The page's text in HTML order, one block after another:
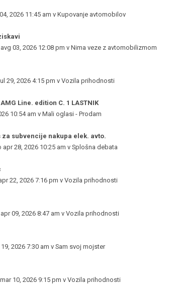
2026 11:45 am vKupovanje avtomobilov
03, 2026 12:08 pm vNima veze z avtomobilizmom
29, 2026 4:15 pm v Vozila prihodnosti
Line. edition C. 1 LASTNIK
10:54 am v Mali oglasi - Prodam
subvencije nakupa elek. avto.
apr 28, 2026 10:25 am v Splošna debata
22, 2026 7:16 pm vVozila prihodnosti
09, 2026 8:47 am v Vozila prihodnosti
2026 7:30 am v Sam svoj mojster
10, 2026 9:15 pm v Vozila prihodnosti